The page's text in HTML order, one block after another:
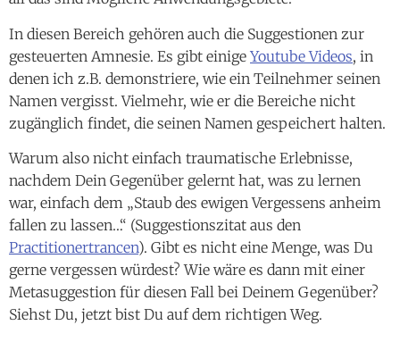
In diesen Bereich gehören auch die Suggestionen zur
gesteuerten Amnesie. Es gibt einige Youtube Videos, in
denen ich z.B. demonstriere, wie ein Teilnehmer seinen
Namen vergisst. Vielmehr, wie er die Bereiche nicht
zugänglich findet, die seinen Namen gespeichert halten.
Warum also nicht einfach traumatische Erlebnisse,
nachdem Dein Gegenüber gelernt hat, was zu lernen
war, einfach dem „Staub des ewigen Vergessens anheim
fallen zu lassen…“ (Suggestionszitat aus den
Practitionertrancen). Gibt es nicht eine Menge, was Du
gerne vergessen würdest? Wie wäre es dann mit einer
Metasuggestion für diesen Fall bei Deinem Gegenüber?
Siehst Du, jetzt bist Du auf dem richtigen Weg.